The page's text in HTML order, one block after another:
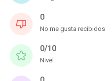
0
No me gusta recibidos
0/10
Nivel